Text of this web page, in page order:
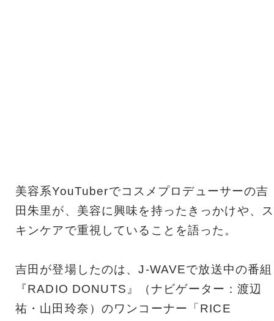
美容系YouTuberでコスメプロデューサーの吉
田朱里が、美容に興味を持ったきっかけや、ス
キンケアで重視していることを語った。
吉田が登場したのは、J-WAVEで放送中の番組
『RADIO DONUTS』（ナビゲーター：渡辺
祐・山田玲奈）のワンコーナー「RICE